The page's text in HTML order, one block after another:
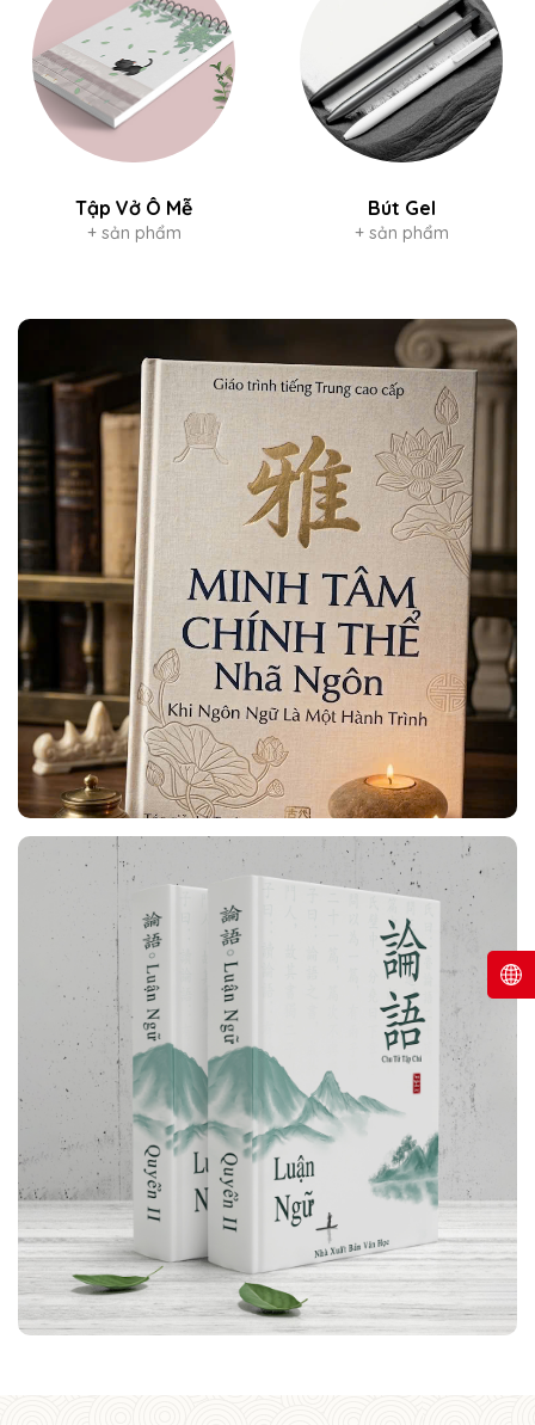
Tập Vở Ô Mễ
+ sản phẩm
Bút Gel
+ sản phẩm